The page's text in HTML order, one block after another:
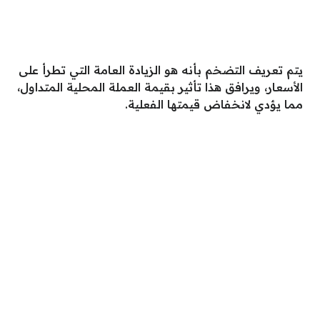
يتم تعريف التضخم بأنه هو الزيادة العامة التي تطرأ على
الأسعار، ويرافق هذا تأثير بقيمة العملة المحلية المتداول،
مما يؤدي لانخفاض قيمتها الفعلية.